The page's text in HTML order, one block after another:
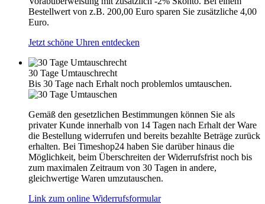
Bestellwert von z.B. 200,00 Euro sparen Sie zusätzliche 4,00
Euro.
Jetzt schöne Uhren entdecken
30 Tage Umtauschrecht
Bis 30 Tage nach Erhalt noch problemlos umtauschen.
Gemäß den gesetzlichen Bestimmungen können Sie als
privater Kunde innerhalb von 14 Tagen nach Erhalt der Ware
die Bestellung widerrufen und bereits bezahlte Beträge zurück
erhalten. Bei Timeshop24 haben Sie darüber hinaus die
Möglichkeit, beim Überschreiten der Widerrufsfrist noch bis
zum maximalen Zeitraum von 30 Tagen in andere,
gleichwertige Waren umzutauschen.
Link zum online Widerrufsformular